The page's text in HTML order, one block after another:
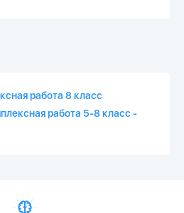
работа 8 класс
работа 5-8 класс -